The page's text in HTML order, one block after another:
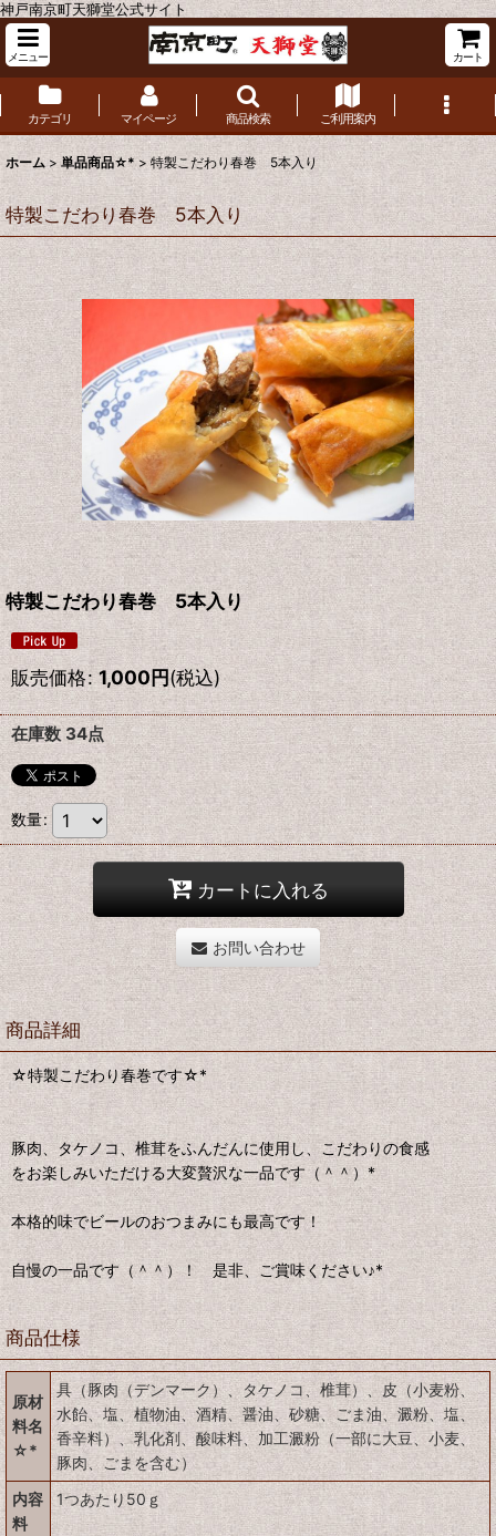
神戸南京町天獅堂公式サイト
メニュー カート
カテゴリ マイページ 商品検索 ご利用案内
ホーム > 単品商品☆* > 特製こだわり春巻 5本入り
特製こだわり春巻 5本入り
特製こだわり春巻 5本入り
販売価格: 1,000円(税込)
在庫数 34点
数量:
カートに入れる
お問い合わせ
商品詳細
☆特製こだわり春巻です☆*
豚肉、タケノコ、椎茸をふんだんに使用し、こだわりの食感
をお楽しみいただける大変贅沢な一品です（＾＾）*
本格的味でビールのおつまみにも最高です！
自慢の一品です（＾＾）！ 是非、ご賞味ください♪*
商品仕様
原材
料名
☆*
具（豚肉（デンマーク）、タケノコ、椎茸）、皮（小麦粉、
水飴、塩、植物油、酒精、醤油、砂糖、ごま油、澱粉、塩、
香辛料）、乳化剤、酸味料、加工澱粉（一部に大豆、小麦、
豚肉、ごまを含む）
内容
料
1つあたり50ｇ